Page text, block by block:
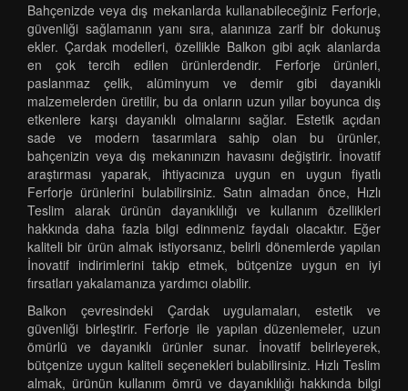
Bahçenizde veya dış mekanlarda kullanabileceğiniz Ferforje,
güvenliği sağlamanın yanı sıra, alanınıza zarif bir dokunuş
ekler. Çardak modelleri, özellikle Balkon gibi açık alanlarda
en çok tercih edilen ürünlerdendir. Ferforje ürünleri,
paslanmaz çelik, alüminyum ve demir gibi dayanıklı
malzemelerden üretilir, bu da onların uzun yıllar boyunca dış
etkenlere karşı dayanıklı olmalarını sağlar. Estetik açıdan
sade ve modern tasarımlara sahip olan bu ürünler,
bahçenizin veya dış mekanınızın havasını değiştirir. İnovatif
araştırması yaparak, ihtiyacınıza uygun en uygun fiyatlı
Ferforje ürünlerini bulabilirsiniz. Satın almadan önce, Hızlı
Teslim alarak ürünün dayanıklılığı ve kullanım özellikleri
hakkında daha fazla bilgi edinmeniz faydalı olacaktır. Eğer
kaliteli bir ürün almak istiyorsanız, belirli dönemlerde yapılan
İnovatif indirimlerini takip etmek, bütçenize uygun en iyi
fırsatları yakalamanıza yardımcı olabilir.
Balkon çevresindeki Çardak uygulamaları, estetik ve
güvenliği birleştirir. Ferforje ile yapılan düzenlemeler, uzun
ömürlü ve dayanıklı ürünler sunar. İnovatif belirleyerek,
bütçenize uygun kaliteli seçenekleri bulabilirsiniz. Hızlı Teslim
almak, ürünün kullanım ömrü ve dayanıklılığı hakkında bilgi